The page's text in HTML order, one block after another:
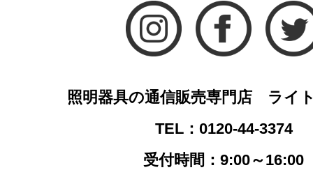
照明器具の通信販売専門店 ライ
TEL：0120-44-3374
受付時間：9:00～16:00